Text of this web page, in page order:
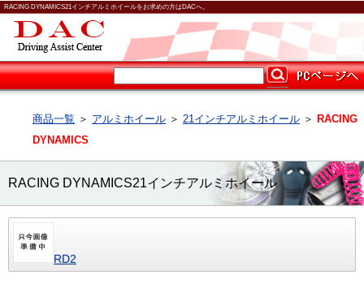
RACING DYNAMICS21インチアルミホイールをお求めの方はDACへ。
商品一覧 ＞ アルミホイール ＞ 21インチアルミホイール ＞ RACING
DYNAMICS
RACING DYNAMICS21インチアルミホイール
RD2